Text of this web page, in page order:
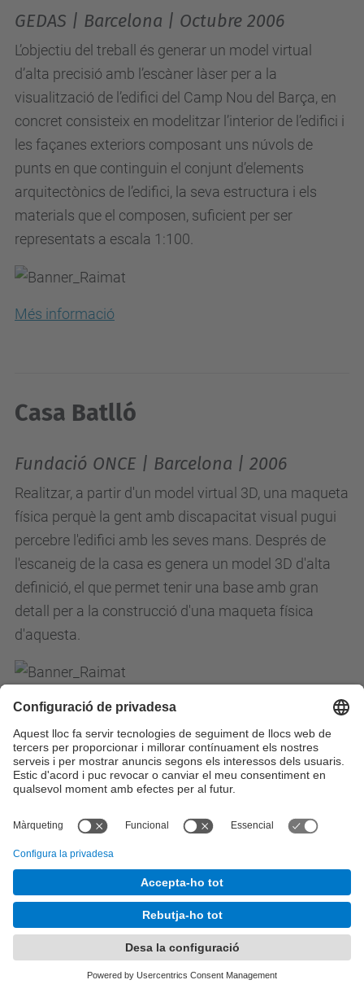
GEDAS | Barcelona | Octubre 2006
L’objectiu del treball és generar un model virtual
d’alta precisió amb l’escàner làser per a la
visualització de l’edifici del Camp Nou del Barça, en
concret consisteix en modelitzar l’interior de l’edifici i
les façanes exteriors composant uns núvols de
punts en que continguin el conjunt d’elements
arquitectònics de l’edifici, la seva estructura i els
materials que el composen, suficient per ser
representats a escala 1:100.
Més informació
Casa Batlló
Fundació ONCE | Barcelona | 2006
Realitzar, a partir d'un model virtual 3D, una maqueta
física perquè la gent amb discapacitat visual pugui
percebre l'edifici amb les seves mans. Després de
l'escaneig de la casa es genera un model 3D d'alta
definició, el que permet tenir una base amb gran
detall per a la construcció d'una maqueta física
d'aquesta.
Més informació
Empresa Valeri Consultors | Barcelona |
L’objectiu del treball és generar un model virtual en 3
dimensions que permeti visualitzar l’edifici de Santa
Maria del Mar, a partir bàsicament de la informació
obtinguda per mitjà de l'escàner Làser. L’objectiu